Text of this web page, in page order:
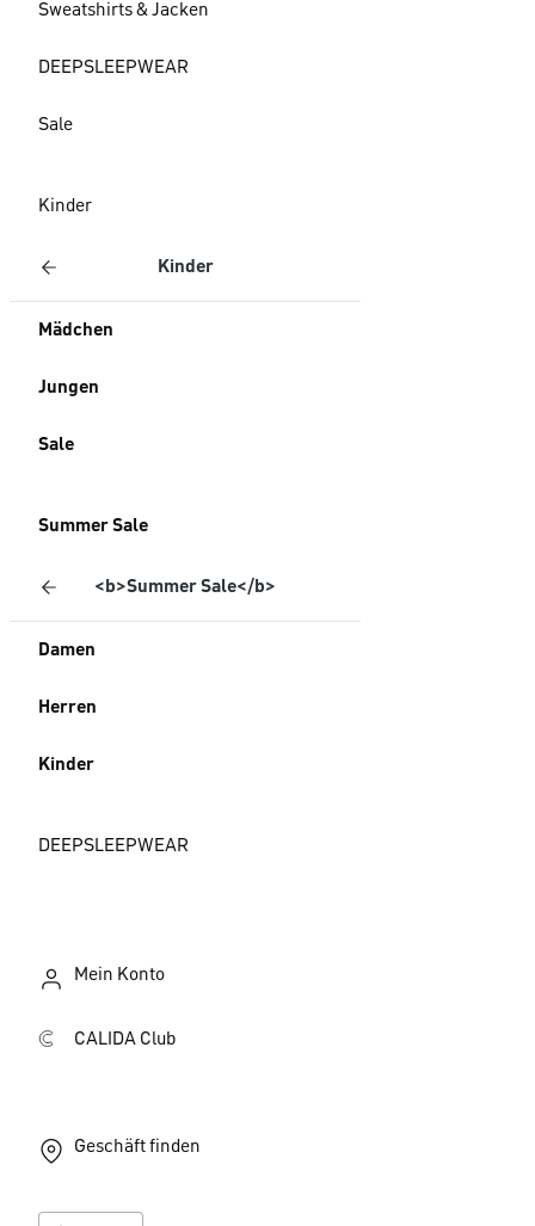
Sweatshirts & Jacken
DEEPSLEEPWEAR
Sale
Kinder
Kinder
Mädchen
Jungen
Sale
Summer Sale
<b>Summer Sale</b>
Damen
Herren
Kinder
DEEPSLEEPWEAR
Mein Konto
CALIDA Club
Geschäft finden